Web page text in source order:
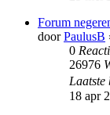
Forum
doorPaulusB
0
26976
Laatste
18 apr